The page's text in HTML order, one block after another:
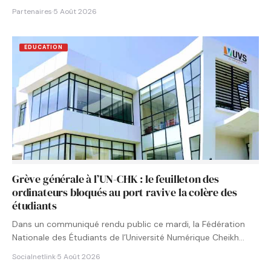
Partenaires·5 Août 2026
EDUCATION
Grève générale à l’UN-CHK : le feuilleton des
ordinateurs bloqués au port ravive la colère des
étudiants
Dans un communiqué rendu public ce mardi, la Fédération
Nationale des Étudiants de l’Université Numérique Cheikh
Socialnetlink·5 Août 2026